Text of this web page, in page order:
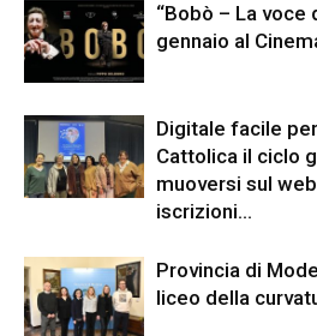
“Bobò – La voce
gennaio al
Digitale facile
Cattolica il ciclo
muoversi sul
iscrizioni...
Provincia di
liceo della